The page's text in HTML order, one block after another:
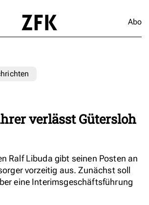
Abo
verlässt Gütersloh
Ralf Libuda gibt seinen Posten an
vorzeitig aus. Zunächst soll
eine Interimsgeschäftsführung